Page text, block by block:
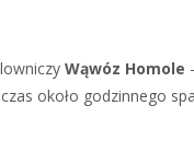
Wąwóz Homole
około godzinnego